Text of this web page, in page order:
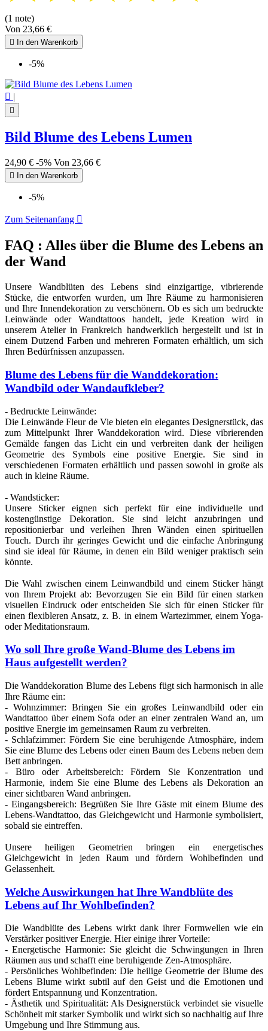
(1 note)
Von 23,66 €
 In den Warenkorb
-5%
 |

Bild Blume des Lebens Lumen
24,90 € -5% Von 23,66 €
 In den Warenkorb
-5%
Zum Seitenanfang 
FAQ : Alles über die Blume des Lebens an
der Wand
Unsere Wandblüten des Lebens sind einzigartige, vibrierende
Stücke, die entworfen wurden, um Ihre Räume zu harmonisieren
und Ihre Innendekoration zu verschönern. Ob es sich um bedruckte
Leinwände oder Wandtattoos handelt, jede Kreation wird in
unserem Atelier in Frankreich handwerklich hergestellt und ist in
einem Dutzend Farben und mehreren Formaten erhältlich, um sich
Ihren Bedürfnissen anzupassen.
Blume des Lebens für die Wanddekoration:
Wandbild oder Wandaufkleber?
- Bedruckte Leinwände:
Die Leinwände Fleur de Vie bieten ein elegantes Designerstück, das
zum Mittelpunkt Ihrer Wanddekoration wird. Diese vibrierenden
Gemälde fangen das Licht ein und verbreiten dank der heiligen
Geometrie des Symbols eine positive Energie. Sie sind in
verschiedenen Formaten erhältlich und passen sowohl in große als
auch in kleine Räume.
- Wandsticker:
Unsere Sticker eignen sich perfekt für eine individuelle und
kostengünstige Dekoration. Sie sind leicht anzubringen und
repositionierbar und verleihen Ihren Wänden einen spirituellen
Touch. Durch ihr geringes Gewicht und die einfache Anbringung
sind sie ideal für Räume, in denen ein Bild weniger praktisch sein
könnte.
Die Wahl zwischen einem Leinwandbild und einem Sticker hängt
von Ihrem Projekt ab: Bevorzugen Sie ein Bild für einen starken
visuellen Eindruck oder entscheiden Sie sich für einen Sticker für
einen flexibleren Ansatz, z. B. in einem Wartezimmer, einem Yoga-
oder Meditationsraum.
Wo soll Ihre große Wand-Blume des Lebens im
Haus aufgestellt werden?
Die Wanddekoration Blume des Lebens fügt sich harmonisch in alle
Ihre Räume ein:
- Wohnzimmer: Bringen Sie ein großes Leinwandbild oder ein
Wandtattoo über einem Sofa oder an einer zentralen Wand an, um
positive Energie im gemeinsamen Raum zu verbreiten.
- Schlafzimmer: Fördern Sie eine beruhigende Atmosphäre, indem
Sie eine Blume des Lebens oder einen Baum des Lebens neben dem
Bett anbringen.
- Büro oder Arbeitsbereich: Fördern Sie Konzentration und
Harmonie, indem Sie eine Blume des Lebens als Dekoration an
einer sichtbaren Wand anbringen.
- Eingangsbereich: Begrüßen Sie Ihre Gäste mit einem Blume des
Lebens-Wandtattoo, das Gleichgewicht und Harmonie symbolisiert,
sobald sie eintreffen.
Unsere heiligen Geometrien bringen ein energetisches
Gleichgewicht in jeden Raum und fördern Wohlbefinden und
Gelassenheit.
Welche Auswirkungen hat Ihre Wandblüte des
Lebens auf Ihr Wohlbefinden?
Die Wandblüte des Lebens wirkt dank ihrer Formwellen wie ein
Verstärker positiver Energie. Hier einige ihrer Vorteile:
- Energetische Harmonie: Sie gleicht die Schwingungen in Ihren
Räumen aus und schafft eine beruhigende Zen-Atmosphäre.
- Persönliches Wohlbefinden: Die heilige Geometrie der Blume des
Lebens Blume wirkt subtil auf den Geist und die Emotionen und
fördert Entspannung und Konzentration.
- Ästhetik und Spiritualität: Als Designerstück verbindet sie visuelle
Schönheit mit starker Symbolik und wirkt sich so nachhaltig auf Ihre
Umgebung und Ihre Stimmung aus.